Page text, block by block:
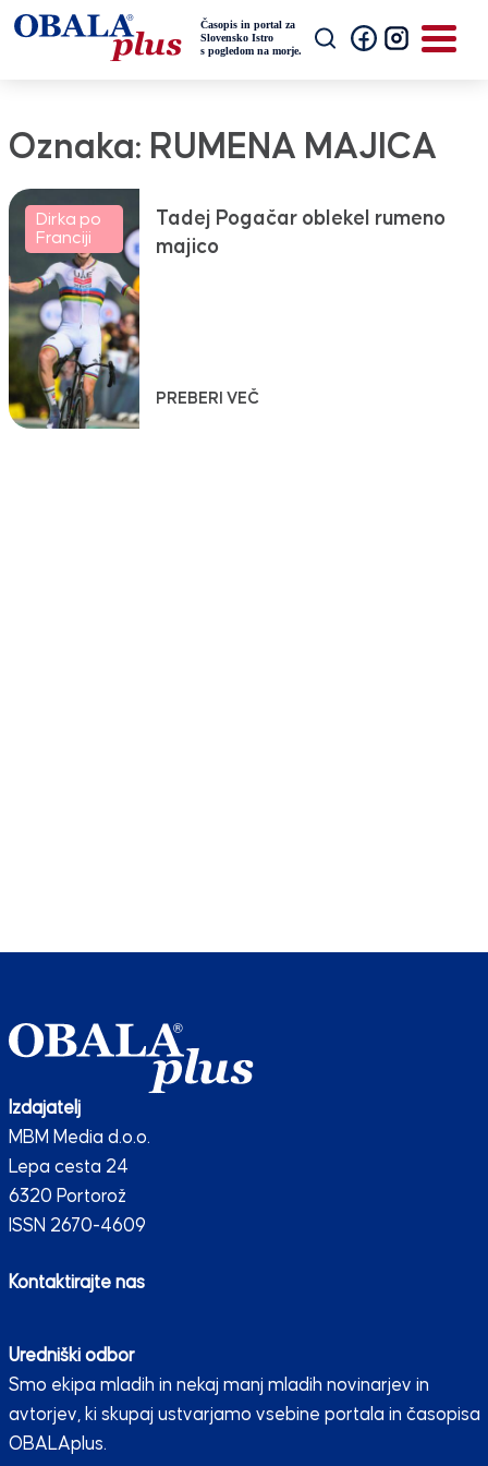
Oznaka: RUMENA MAJICA
Dirka po
Franciji
Tadej Pogačar oblekel rumeno
majico
PREBERI VEČ
Izdajatelj
MBM Media d.o.o.
Lepa cesta 24
6320 Portorož
ISSN 2670-4609
Kontaktirajte nas
Uredniški odbor
Smo ekipa mladih in nekaj manj mladih novinarjev in
avtorjev, ki skupaj ustvarjamo vsebine portala in časopisa
OBALAplus.